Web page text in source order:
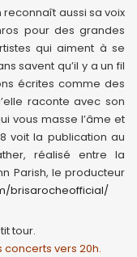
aussi sa voix
pour des grandes
qui aiment à se
savent qu’il y a un fil
écrites comme des
raconte avec son
vous masse l’âme et
voit la publication au
réalisé entre la
Parish, le producteur
brisarocheofficial/
tour.
concerts vers 20h.